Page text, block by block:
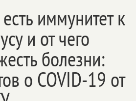
иммунитет к
и от чего
болезни:
о COVID-19 от